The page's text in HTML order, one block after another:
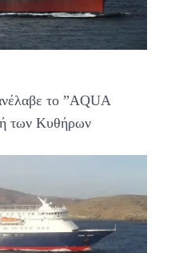
το ”AQUA
των Κυθήρων